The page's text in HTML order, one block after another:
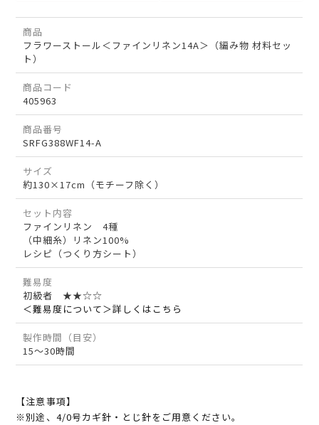
商品
フラワーストール＜ファインリネン14A＞（編み物 材料セッ
ト）
商品コード
405963
商品番号
SRFG388WF14-A
サイズ
約130×17cm（モチーフ除く）
セット内容
ファインリネン 4種
（中細糸）リネン100%
レシピ（つくり方シート）
難易度
初級者 ★★☆☆
＜難易度について＞詳しくはこちら
製作時間（目安）
15～30時間
【注意事項】
※別途、4/0号カギ針・とじ針をご用意ください。